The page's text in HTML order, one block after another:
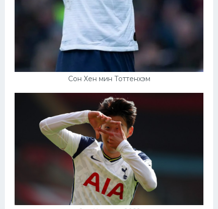
Сон Хен мин Тоттенхэм